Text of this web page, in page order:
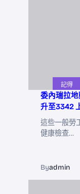
記得
委內瑞拉
升至3342
這些一般勞
健康檢查…
Byadmin